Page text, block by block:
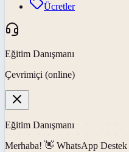
Ücretler
Eğitim Danışmanı
Çevrimiçi (online)
Eğitim Danışmanı
Merhaba! 👋 WhatsApp Destek